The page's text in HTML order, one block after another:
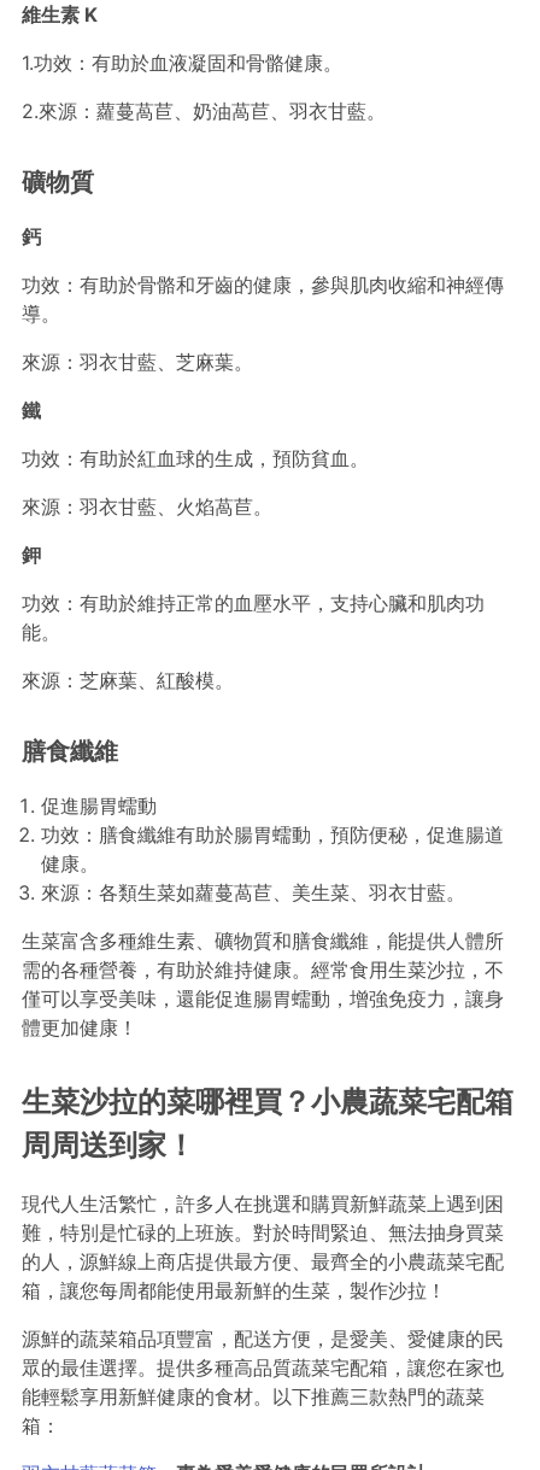
維生素 K
1.功效：有助於血液凝固和骨骼健康。
2.來源：蘿蔓萵苣、奶油萵苣、羽衣甘藍。
礦物質
鈣
功效：有助於骨骼和牙齒的健康，參與肌肉收縮和神經傳
導。
來源：羽衣甘藍、芝麻葉。
鐵
功效：有助於紅血球的生成，預防貧血。
來源：羽衣甘藍、火焰萵苣。
鉀
功效：有助於維持正常的血壓水平，支持心臟和肌肉功
能。
來源：芝麻葉、紅酸模。
膳食纖維
促進腸胃蠕動
功效：膳食纖維有助於腸胃蠕動，預防便秘，促進腸道
健康。
來源：各類生菜如蘿蔓萵苣、美生菜、羽衣甘藍。
生菜富含多種維生素、礦物質和膳食纖維，能提供人體所
需的各種營養，有助於維持健康。經常食用生菜沙拉，不
僅可以享受美味，還能促進腸胃蠕動，增強免疫力，讓身
體更加健康！
生菜沙拉的菜哪裡買？小農蔬菜宅配箱
周周送到家！
現代人生活繁忙，許多人在挑選和購買新鮮蔬菜上遇到困
難，特別是忙碌的上班族。對於時間緊迫、無法抽身買菜
的人，源鮮線上商店提供最方便、最齊全的小農蔬菜宅配
箱，讓您每周都能使用最新鮮的生菜，製作沙拉！
源鮮的蔬菜箱品項豐富，配送方便，是愛美、愛健康的民
眾的最佳選擇。提供多種高品質蔬菜宅配箱，讓您在家也
能輕鬆享用新鮮健康的食材。以下推薦三款熱門的蔬菜
箱：